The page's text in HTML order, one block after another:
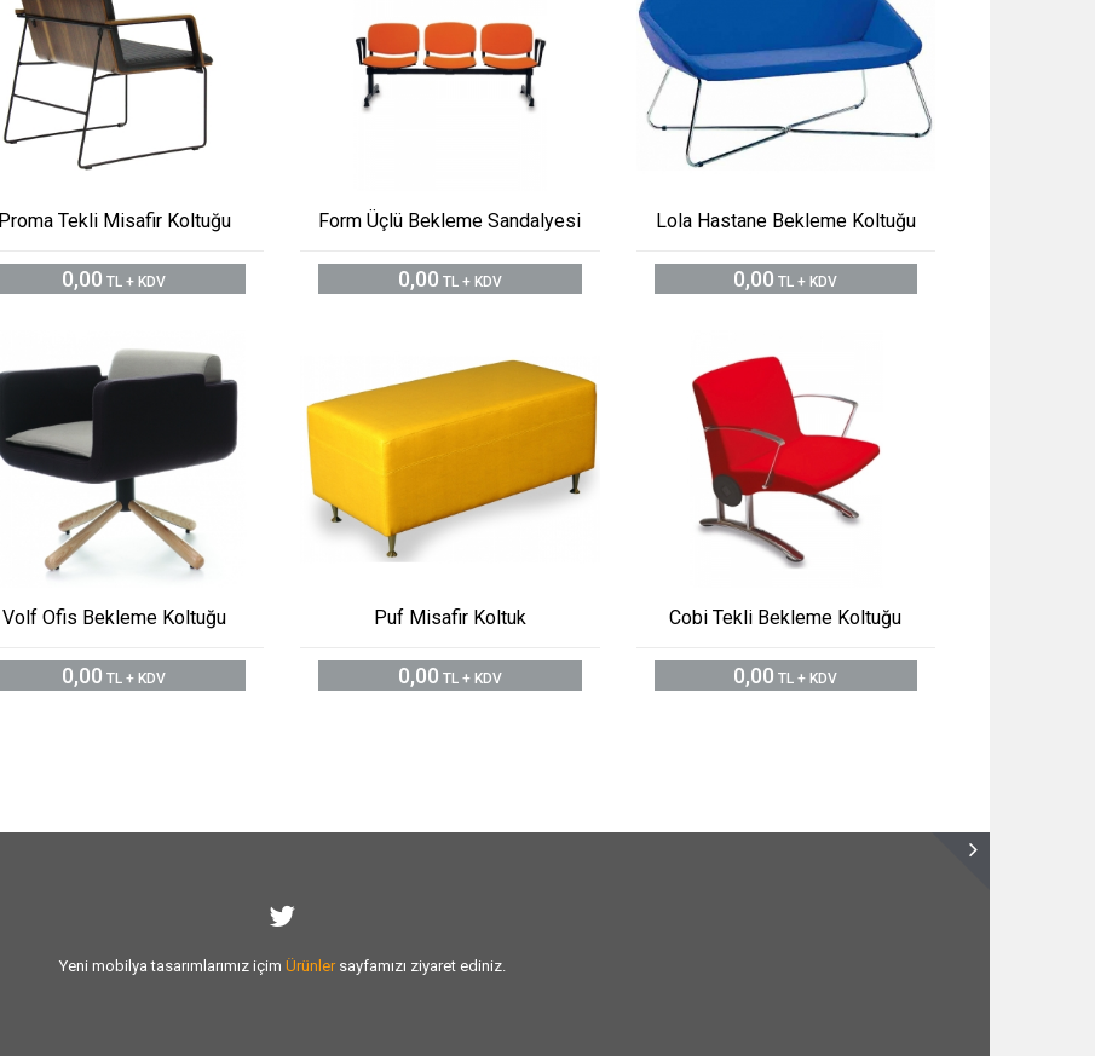
Proma Tekli Misafir Koltuğu
0,00 TL + KDV
Form Üçlü Bekleme Sandalyesi
0,00 TL + KDV
Lola Hastane Bekleme Koltuğu
0,00 TL + KDV
Volf Ofis Bekleme Koltuğu
0,00 TL + KDV
Puf Misafir Koltuk
0,00 TL + KDV
Cobi Tekli Bekleme Koltuğu
0,00 TL + KDV
Yeni mobilya tasarımlarımız içim Ürünlersayfamızı ziyaret ediniz.